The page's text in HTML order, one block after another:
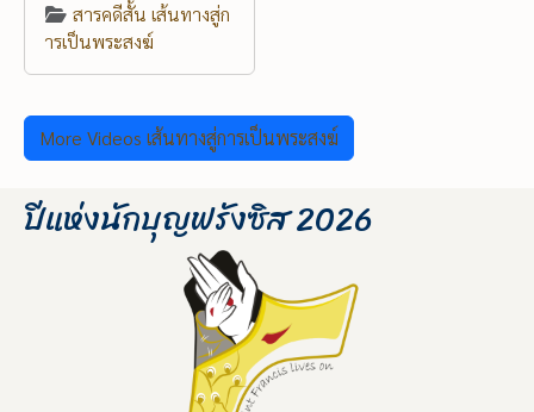
สารคดีสั้น เส้นทางสู่ก
ารเป็นพระสงฆ์
More Videos เส้นทางสู่การเป็นพระสงฆ์
ปีแห่งนักบุญฟรังซิส 2026